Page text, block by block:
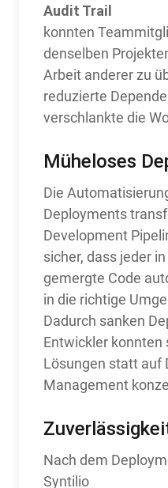
Audit Trail
konnten
denselben
Arbeit anderer zu
reduzierte
verschlankte die
Müheloses
Die
Deployments
Development
sicher, dass jeder
gemergte Code
in die richtige
Dadurch sanken
Entwickler konnten
Lösungen statt auf
Management
Nach dem
Syntilio